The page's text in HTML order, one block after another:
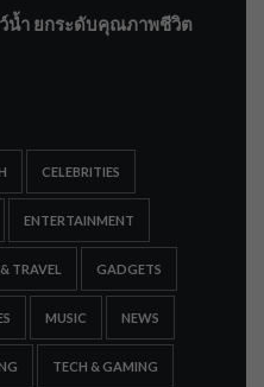
น้ำ ยกระดับคุณภาพชีวิต
CELEBRITIES
ENTERTAINMENT
TRAVEL GADGETS
MUSIC NEWS
TECH & GAMING